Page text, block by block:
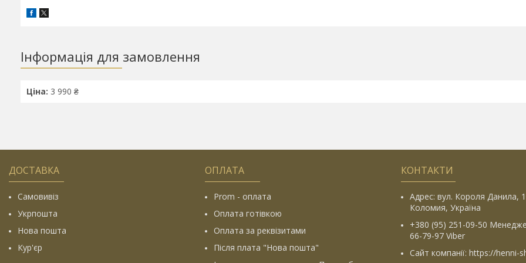
Інформація для замовлення
Ціна: 3 990 ₴
ДОСТАВКА
Самовивіз
Укрпошта
Нова пошта
Кур'єр
ОПЛАТА
Prom - оплата
Оплата готівкою
Оплата за реквізитами
Після плата "Нова пошта"
КОНТАКТИ
Адрес: вул. Короля Данила,
Коломия, Україна
+380 (95) 251-09-50
66-79-97 Viber
Сайт компанії: https://henni-